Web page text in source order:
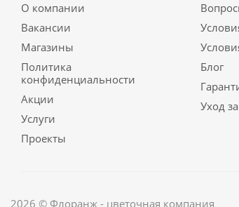
О компании
Вакансии
Магазины
Политика
конфиденциальности
Акции
Услуги
Проекты
Блог
Уход
2026 © Флоранж - цветочная компания